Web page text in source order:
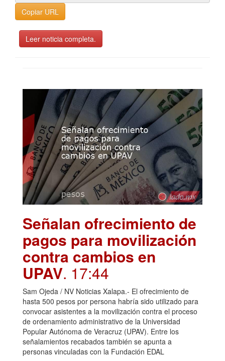
Copiar URL
Leer noticia completa.
Señalan ofrecimiento de
pagos para movilización
contra cambios en
UPAV. 17:44
Sam Ojeda / NV Noticias Xalapa.- El ofrecimiento de
hasta 500 pesos por persona habría sido utilizado para
convocar asistentes a la movilización contra el proceso
de ordenamiento administrativo de la Universidad
Popular Autónoma de Veracruz (UPAV). Entre los
señalamientos recabados también se apunta a
personas vinculadas con la Fundación EDAL